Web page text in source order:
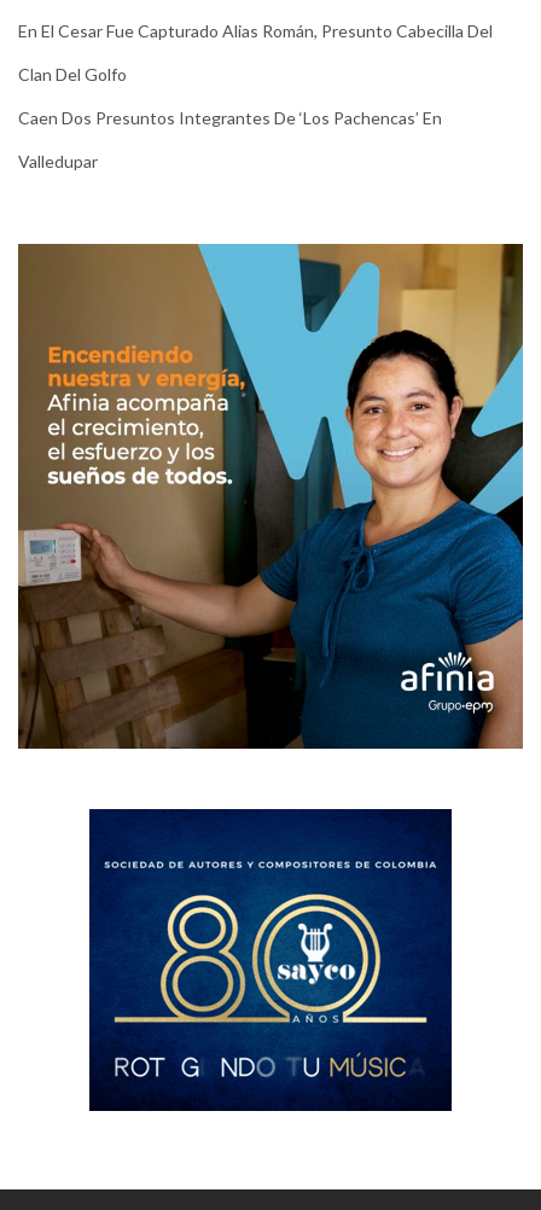
En El Cesar Fue Capturado Alias Román, Presunto Cabecilla Del
Clan Del Golfo
Caen Dos Presuntos Integrantes De ‘Los Pachencas’ En
Valledupar